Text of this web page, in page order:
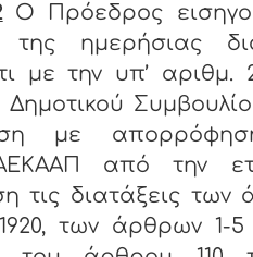
Ο Πρόεδρος
ημερήσιας
με την υπ’ αριθμ.
με
από την
τις διατάξεις των
των άρθρων 1-